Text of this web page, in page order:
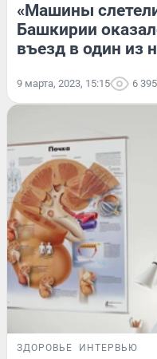
«Машины
Башкирии
въезд в один из
9 марта, 2023, 15:15 6 395
ЗДОРОВЬЕ ИНТЕРВЬЮ